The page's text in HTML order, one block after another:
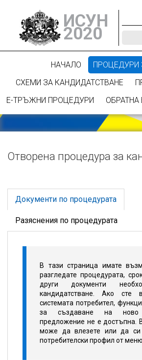
ИСУН
2020
НАЧАЛО
ПРОЦЕДУРИ
СХЕМИ ЗА КАНДИДАТСТВАНЕ
Е-ТРЪЖНИ ПРОЦЕДУРИ
Отворена процедура за
Документи по процедурата
Разяснения по процедурата
В тази страница имате
разгледате процедурата,
други документи
кандидатстване. Ако сте
системата потребител,
за създаване на ново
предложение не е достъпна.
може да влезете или да си
потребителски профил от